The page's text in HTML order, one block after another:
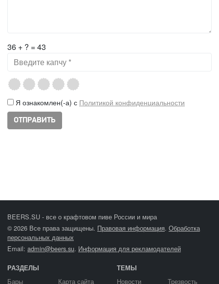
36 + ? = 43
Я ознакомлен(-а) с Политикой конфиденциальности
BEERS.SU - все о крафтовом пиве России и мира
© 2026 Все права защищены. Правовая информация. Обработка
персональных данных
Email: admin@beers.su. Информация для рекламодателей
РАЗДЕЛЫ
Бары Карта сайта
ТЕМЫ
Новости Трезвость